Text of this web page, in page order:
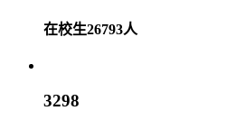
在校生26793人
3298